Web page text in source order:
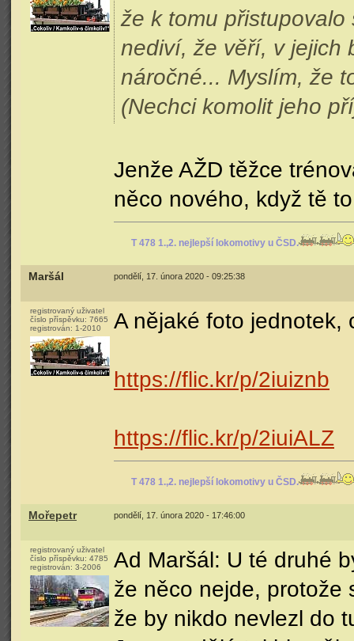
že k tomu
nediví, že věří, v jejich
náročné... Myslím, že
(Nechci komolit jeho
Jenže AŽD těžce
něco nového, když tě
T 478 1.,2. nejlepší lokomotivy u ČSD.
Maršál pondělí, 17. února 2020 - 09:25:38
registrovaný uživatel
číslo příspěvku: 7665
registrován: 1-2010 A nějaké foto jednotek,
https://flic.kr/p/2iuiznb
https://flic.kr/p/2iuiALZ
T 478 1.,2. nejlepší lokomotivy u ČSD.
Mořepetr pondělí, 17. února 2020 - 17:46:00
registrovaný uživatel
číslo příspěvku: 4785
registrován: 3-2006
Ad Maršál: U té druhé
že něco nejde, protože
že by nikdo nevlezl do